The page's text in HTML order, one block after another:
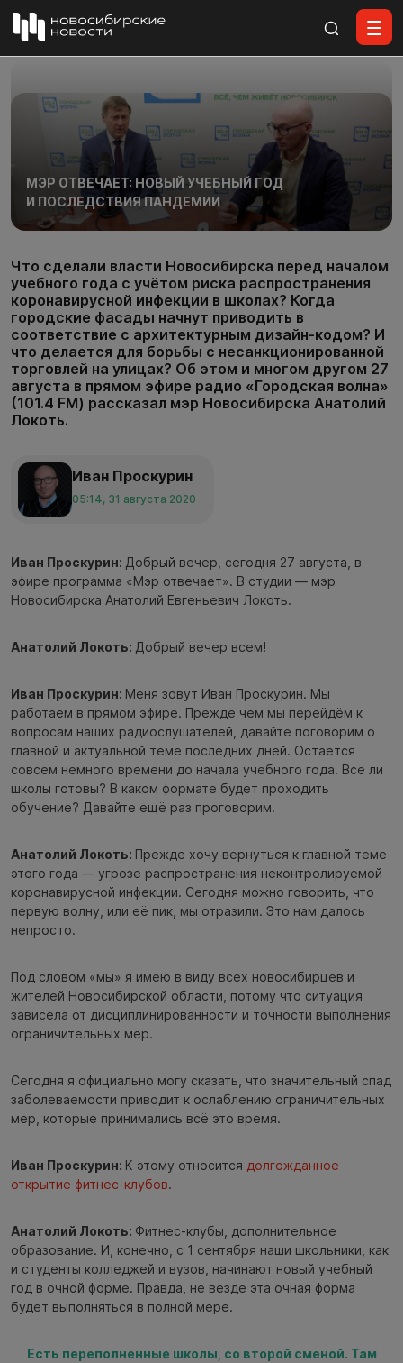
МЭР ОТВЕЧАЕТ: НОВЫЙ УЧЕБНЫЙ ГОД
И ПОСЛЕДСТВИЯ ПАНДЕМИИ
Что сделали власти Новосибирска перед началом
учебного года с учётом риска распространения
коронавирусной инфекции в школах? Когда
городские фасады начнут приводить в
соответствие с архитектурным дизайн-кодом? И
что делается для борьбы с несанкционированной
торговлей на улицах? Об этом и многом другом 27
августа в прямом эфире радио «Городская волна»
(101.4 FM) рассказал мэр Новосибирска Анатолий
Локоть.
Иван Проскурин
05:14, 31 августа 2020
Иван Проскурин: Добрый вечер, сегодня 27 августа, в
эфире программа «Мэр отвечает». В студии — мэр
Новосибирска Анатолий Евгеньевич Локоть.
Анатолий Локоть: Добрый вечер всем!
Иван Проскурин: Меня зовут Иван Проскурин. Мы
работаем в прямом эфире. Прежде чем мы перейдём к
вопросам наших радиослушателей, давайте поговорим о
главной и актуальной теме последних дней. Остаётся
совсем немного времени до начала учебного года. Все ли
школы готовы? В каком формате будет проходить
обучение? Давайте ещё раз проговорим.
Анатолий Локоть: Прежде хочу вернуться к главной теме
этого года — угрозе распространения неконтролируемой
коронавирусной инфекции. Сегодня можно говорить, что
первую волну, или её пик, мы отразили. Это нам далось
непросто.
Под словом «мы» я имею в виду всех новосибирцев и
жителей Новосибирской области, потому что ситуация
зависела от дисциплинированности и точности выполнения
ограничительных мер.
Сегодня я официально могу сказать, что значительный спад
заболеваемости приводит к ослаблению ограничительных
мер, которые принимались всё это время.
Иван Проскурин: К этому относится долгожданное
открытие фитнес-клубов.
Анатолий Локоть: Фитнес-клубы, дополнительное
образование. И, конечно, с 1 сентября наши школьники, как
и студенты колледжей и вузов, начинают новый учебный
год в очной форме. Правда, не везде эта очная форма
будет выполняться в полной мере.
Есть переполненные школы, со второй сменой. Там